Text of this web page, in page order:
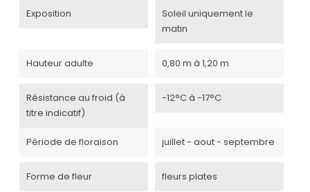
Exposition
Soleil uniquement le
matin
Hauteur adulte 0,80 m à 1,20 m
Résistance au froid (à
titre indicatif)
-12°C à -17°C
Période de floraison juillet - aout - septembre
Forme de fleur fleurs plates